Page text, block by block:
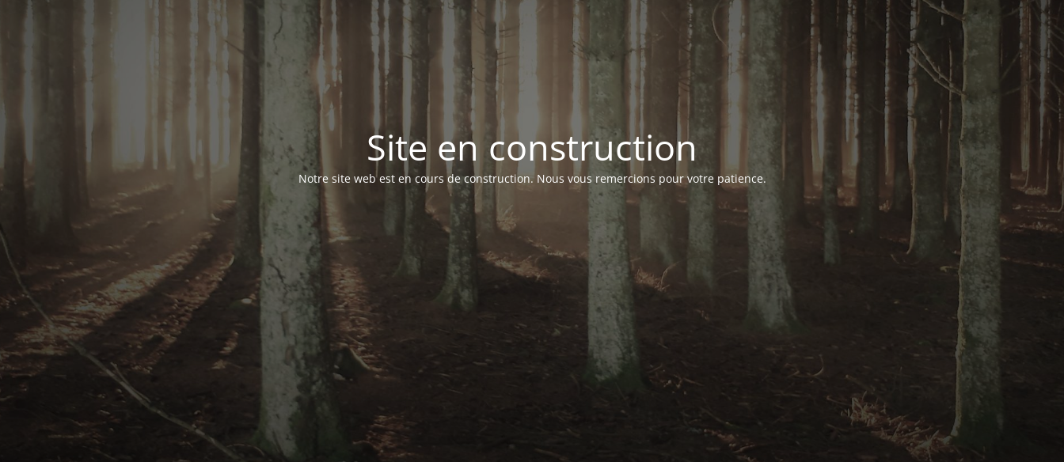
Site en construction
Notre site web est en cours de construction. Nous vous remercions pour votre patience.